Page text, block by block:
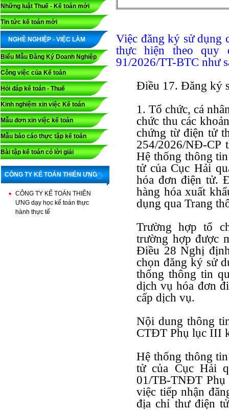
Những luật Thuế - Kế toán mới
Tin tức kế toán mới
NGHỀ NGHIỆP - VIỆC LÀM
Biểu Mẫu Đăng Ký Doanh Nghiệp
Công việc của Kế toán
Hỏi đáp kế toán - Thuế
Kinh nghiệm xin việc Kế toán
Mẫu đơn xin việc kế toán
Mẫu báo cáo thực tập kế toán
Bài tập kế toán có lời giải
CÔNG TY KẾ TOÁN THIÊN ƯNG
CÔNG TY KẾ TOÁN THIÊN
ƯNG dạy học kế toán thực
hành thực tế
Việc đăng ký sử dụng
thực hiện theo quy
91/2026/TT-BTC như
Điều 17. Đăng ký
1. Tổ chức, cá
chức thu các
chứng từ điện tử
254/2026/NĐ-CP
Hệ thống thông
tử của Cục Hải
hóa đơn điện tử.
hàng hóa xuất
dụng qua Trang
Trường hợp tổ
trường hợp được
Điều 28 Nghị
chọn đăng ký sử
thống thông tin
dịch vụ hóa đơn
cấp dịch vụ.
Nội dung thông
CTĐT Phụ lục III
Hệ thống thông
tử của Cục Hải
01/TB-TNĐT
việc tiếp nhận
địa chỉ thư điện